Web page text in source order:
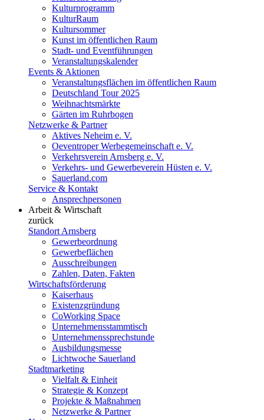
Kulturprogramm
KulturRaum
Kultursommer
Kunst im öffentlichen Raum
Stadt- und Eventführungen
Veranstaltungskalender
Events & Aktionen
Veranstaltungsflächen im öffentlichen Raum
Deutschland Tour 2025
Weihnachtsmärkte
Gärten im Ruhrbogen
Netzwerke & Partner
Aktives Neheim e. V.
Oeventroper Werbegemeinschaft e. V.
Verkehrsverein Arnsberg e. V.
Verkehrs- und Gewerbeverein Hüsten e. V.
Sauerland.com
Service & Kontakt
Ansprechpersonen
Arbeit & Wirtschaft
zurück
Standort Arnsberg
Gewerbeordnung
Gewerbeflächen
Ausschreibungen
Zahlen, Daten, Fakten
Wirtschaftsförderung
Kaiserhaus
Existenzgründung
CoWorking Space
Unternehmensstammtisch
Unternehmenssprechstunde
Ausbildungsmesse
Lichtwoche Sauerland
Stadtmarketing
Vielfalt & Einheit
Strategie & Konzept
Projekte & Maßnahmen
Netzwerke & Partner